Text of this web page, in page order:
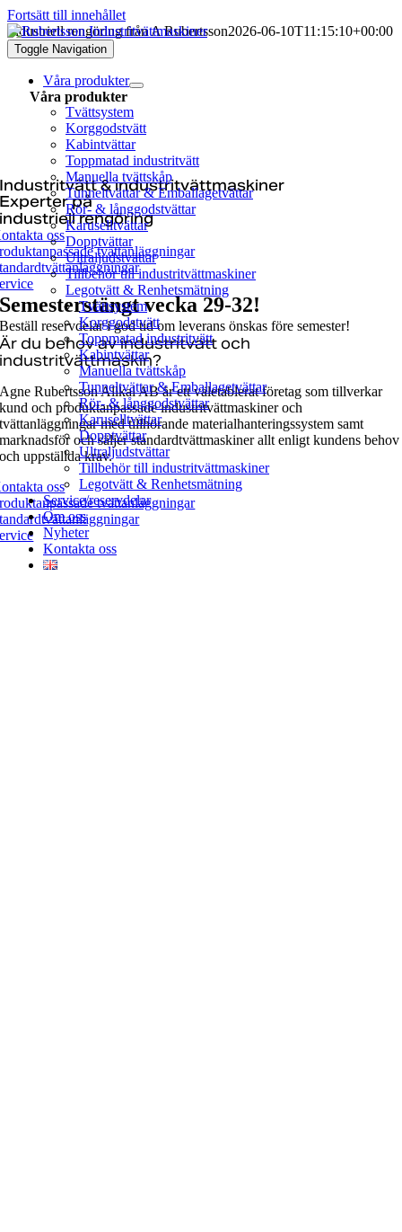
Fortsätt till innehållet
Toggle Navigation
Våra produkter
Våra produkter
Tvättsystem
Korggodstvätt
Kabintvättar
Toppmatad industritvätt
Manuella tvättskåp
Tunneltvättar & Emballagetvättar
Rör- & långgodstvättar
Karuselltvättar
Dopptvättar
Ultraljudstvättar
Tillbehör till industritvättmaskiner
Legotvätt & Renhetsmätning
Tvättsystem
Korggodstvätt
Toppmatad industritvätt
Kabintvättar
Manuella tvättskåp
Tunneltvättar & Emballagetvättar
Rör- & långgodstvättar
Karuselltvättar
Dopptvättar
Ultraljudstvättar
Tillbehör till industritvättmaskiner
Legotvätt & Renhetsmätning
Service/reservdelar
Om oss
Nyheter
Kontakta oss
Industriell rengöring från A Rubertsson2026-06-10T11:15:10+00:00
Industritvätt & industritvättmaskiner
Experter på
industriell rengöring
oss
tvättanläggningar
Semesterstängt vecka 29-32!
Beställ reservdelar i god tid om leverans önskas före semester!
Är du behov av industritvätt och
industritvättmaskin?
Agne Rubertsson Allkal AB är ett väletablerat företag som tillverkar
kund och produktanpassade industritvättmaskiner och
tvättanläggningar med tillhörande materialhanteringssystem samt
marknadsför och säljer standardtvättmaskiner allt enligt kundens behov
och uppställda krav.
oss
tvättanläggningar